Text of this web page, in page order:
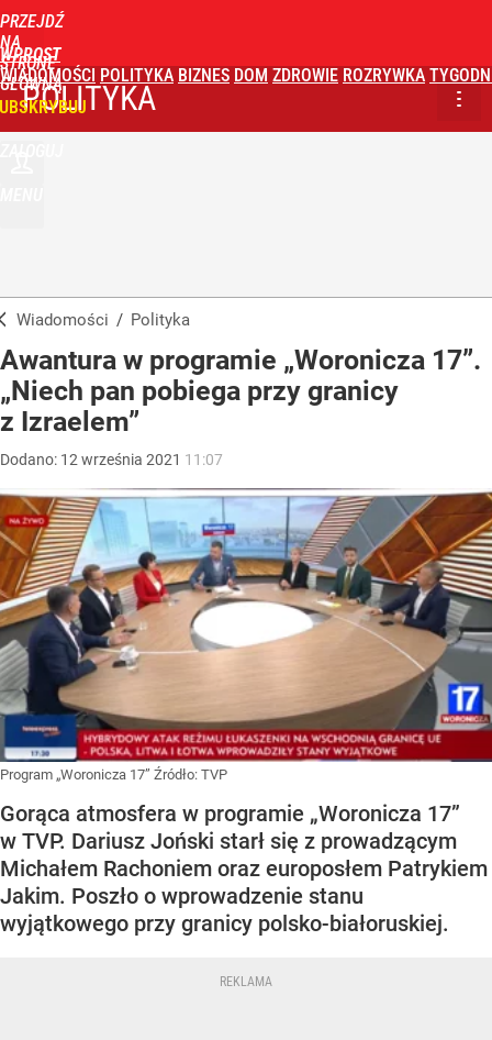
PRZEJDŹ
NA
STRONĘ
GŁÓWNĄ
WPROST
WIADOMOŚCI POLITYKA BIZNES DOM ZDROWIE ROZRYWKA
POLITYKA
Wiadomości / Polityka
Awantura w programie „Woronicza 17”.
„Niech pan pobiega przy granicy
z Izraelem”
Dodano: 12 września 2021 11:07
Program „Woronicza 17” Źródło: TVP
Gorąca atmosfera w programie „Woronicza 17”
w TVP. Dariusz Joński starł się z prowadzącym
Michałem Rachoniem oraz europosłem Patrykiem
Jakim. Poszło o wprowadzenie stanu
wyjątkowego przy granicy polsko-białoruskiej.